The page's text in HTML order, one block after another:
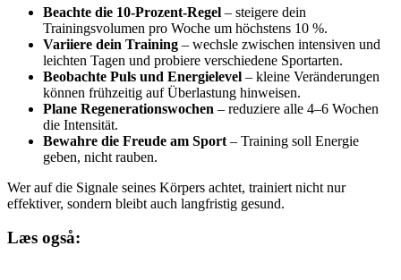
Beachte die 10-Prozent-Regel – steigere dein
Trainingsvolumen pro Woche um höchstens 10 %.
Variiere dein Training – wechsle zwischen intensiven und
leichten Tagen und probiere verschiedene Sportarten.
Beobachte Puls und Energielevel – kleine Veränderungen
können frühzeitig auf Überlastung hinweisen.
Plane Regenerationswochen – reduziere alle 4–6 Wochen
die Intensität.
Bewahre die Freude am Sport – Training soll Energie
geben, nicht rauben.
Wer auf die Signale seines Körpers achtet, trainiert nicht nur
effektiver, sondern bleibt auch langfristig gesund.
Læs også: